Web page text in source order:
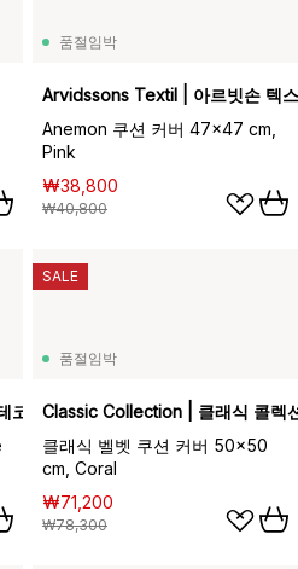
품절임박
Arvidssons Textil | 아르빗손 텍
Anemon 쿠션 커버 47x47 cm,
Pink
₩38,800
₩40,800
코펜하겐
품절임박
Classic Collection | 클래식 콜렉
클래식 벨벳 쿠션 커버 50x50
cm, Coral
₩71,200
₩78,300
SALE